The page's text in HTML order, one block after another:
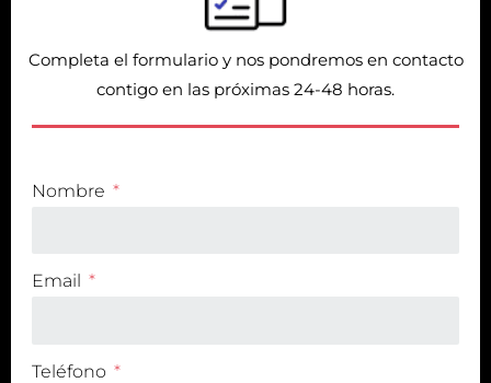
Completa el formulario y nos pondremos en contacto
contigo en las próximas 24-48 horas.
Nombre
Email
Teléfono